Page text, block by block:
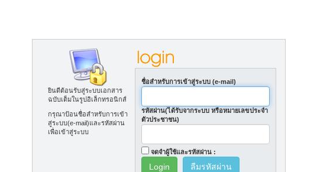
ชื่อสำหรับการเข้าสู่ระบบ (e-mail)
รหัสผ่าน(ได้รับจากระบบ หรือหมายเลขประจำ
ตัวประชาชน)
จดจำผู้ใช้และรหัสผ่าน :
ลืมรหัสผ่าน
ยินดีต้อนรับสู่ระบบเอกสาร
ฉบับเต็มในรูปอิเล็กทรอนิกส์
กรุณาป้อนชื่อสำหรับการเข้า
สู่ระบบ(e-mail)และรหัสผ่าน
เพื่อเข้าสู่ระบบ